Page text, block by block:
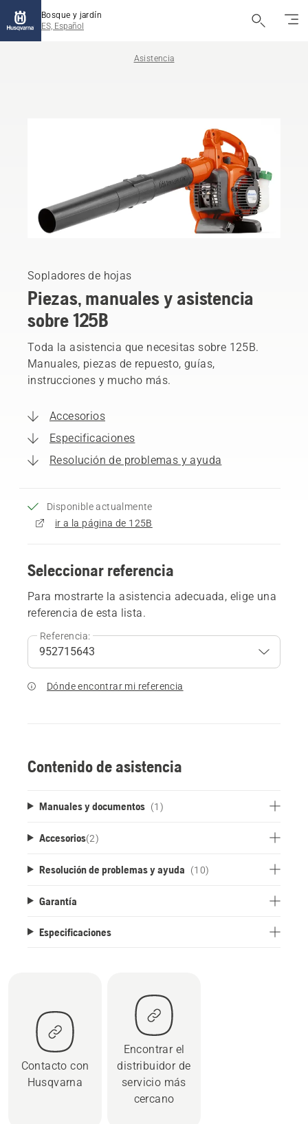
Bosque y jardín
ES, Español
Asistencia
Sopladores de hojas
Piezas, manuales y asistencia
sobre 125B
Toda la asistencia que necesitas sobre 125B.
Manuales, piezas de repuesto, guías,
instrucciones y mucho más.
Accesorios
Especificaciones
Resolución de problemas y ayuda
Disponible actualmente
ir a la página de 125B
Seleccionar referencia
Para mostrarte la asistencia adecuada, elige una
referencia de esta lista.
Referencia:
Dónde encontrar mi referencia
Contenido de asistencia
Manuales y documentos (1)
Accesorios(2)
Resolución de problemas y ayuda (10)
Garantía
Especificaciones
Contacto con
Husqvarna
Encontrar el
distribuidor de
servicio más
cercano